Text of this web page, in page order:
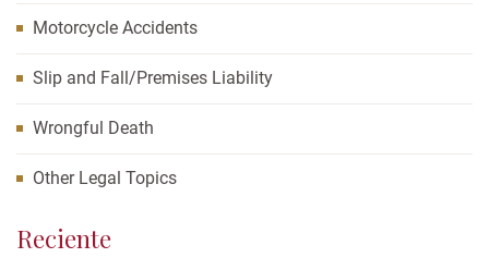
Motorcycle Accidents
Slip and Fall/Premises Liability
Wrongful Death
Other Legal Topics
Reciente